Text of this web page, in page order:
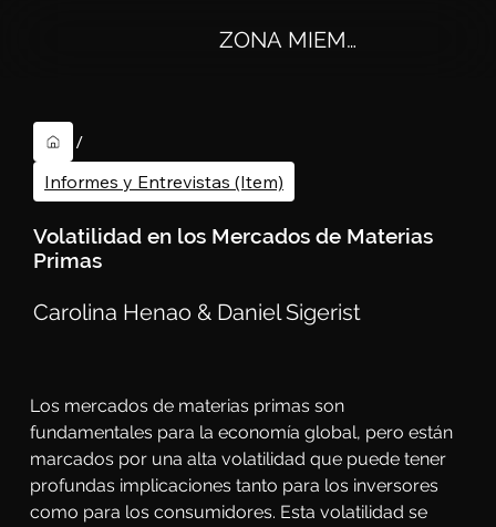
ZONA MIEMBROS
/
Informes y Entrevistas (Item)
Volatilidad en los Mercados de Materias
Primas
Carolina Henao & Daniel Sigerist
Los mercados de materias primas son
fundamentales para la economía global, pero están
marcados por una alta volatilidad que puede tener
profundas implicaciones tanto para los inversores
como para los consumidores. Esta volatilidad se